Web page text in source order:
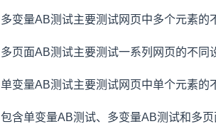
多变量AB测试主要测试网页中多个元素的
多页面AB测试主要测试一系列网页的不同
单变量AB测试主要测试网页中单个元素的
包含单变量AB测试、多变量AB测试和多页